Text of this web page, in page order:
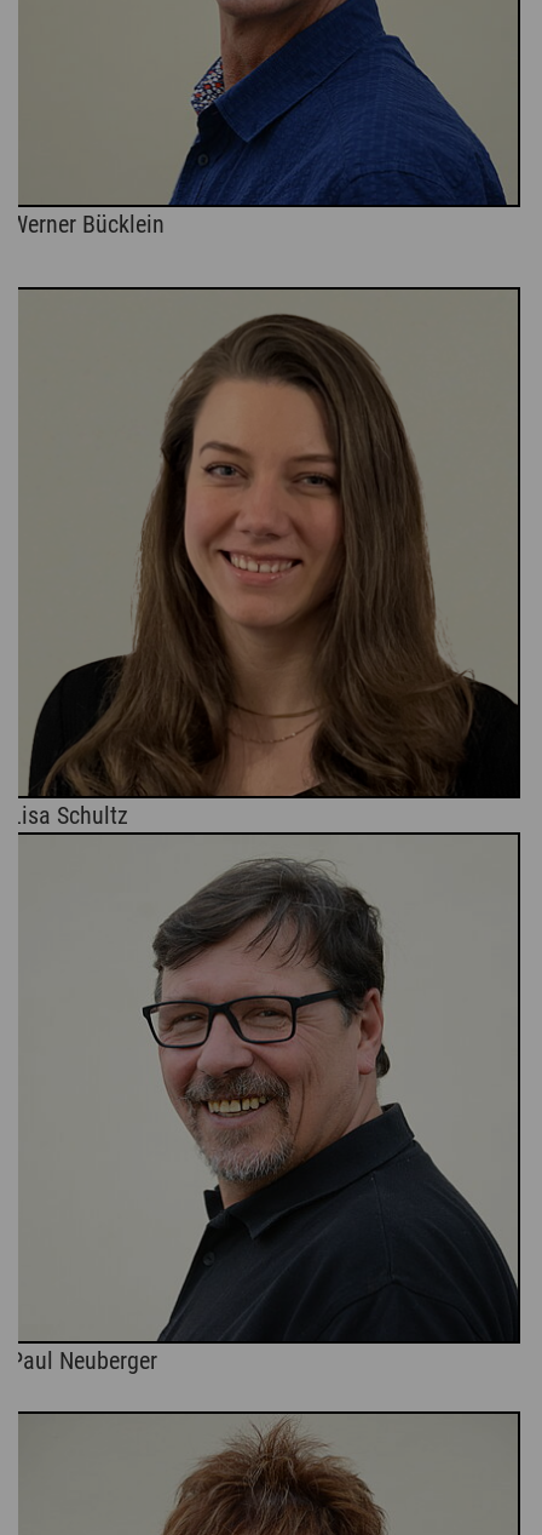
Werner Bücklein
Lisa Schultz
Paul Neuberger